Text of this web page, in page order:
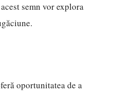
semn vor explora
oportunitatea de a